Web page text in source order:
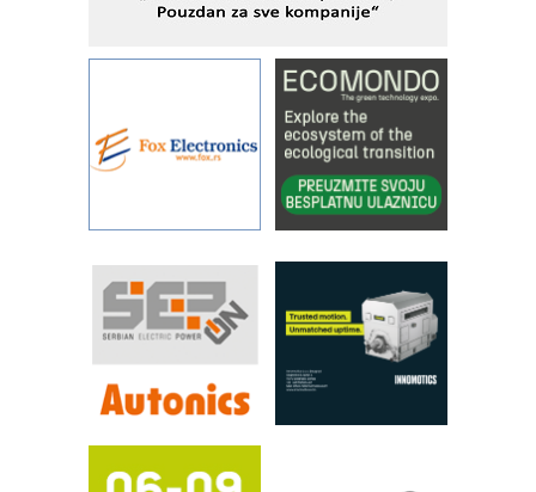
Alba d.o.o. – 35 godina preciznosti u
IBeRTIM - oprema za ispitivanje
kontrole kvaliteta
STAUFF – Komponente koje
povećavaju pouzdanost hidrauličkih
pouzdanost u transferu fluida
Filtration Group Industrial – Napredna
rešenja za filtraciju u hidrauličkim i
procesnim sistemima
RILINEX kompanije Rittal
FANUC: Najbolje za vašu pametnu
Efikasno upravljanje energijom